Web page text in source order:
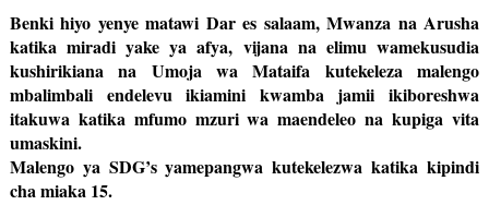
Benki hiyo yenye matawi Dar es salaam, Mwanza na Arusha
katika miradi yake ya afya, vijana na elimu wamekusudia
kushirikiana na Umoja wa Mataifa kutekeleza malengo
mbalimbali endelevu ikiamini kwamba jamii ikiboreshwa
itakuwa katika mfumo mzuri wa maendeleo na kupiga vita
umaskini.
Malengo ya SDG’s yamepangwa kutekelezwa katika kipindi
cha miaka 15.